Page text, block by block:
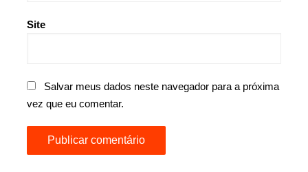
Site
Salvar meus dados neste navegador para a próxima
vez que eu comentar.